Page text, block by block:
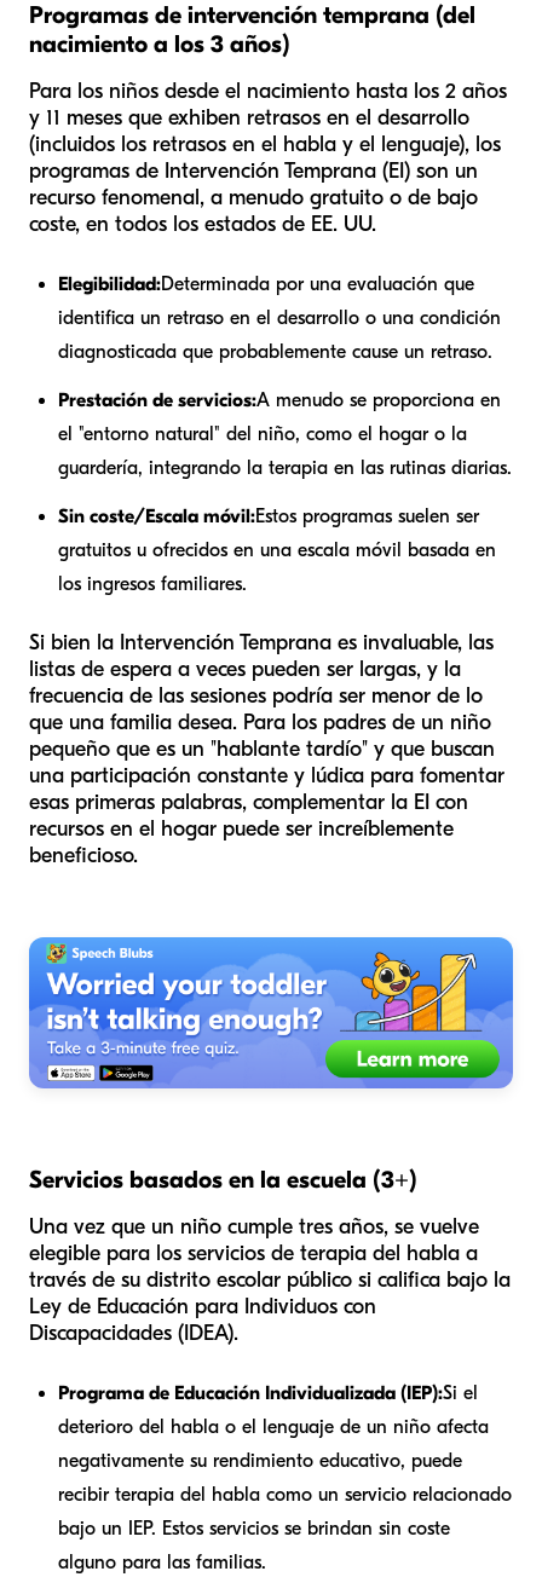
Programas de intervención temprana (del
nacimiento a los 3 años)
Para los niños desde el nacimiento hasta los 2 años
y 11 meses que exhiben retrasos en el desarrollo
(incluidos los retrasos en el habla y el lenguaje), los
programas de Intervención Temprana (EI) son un
recurso fenomenal, a menudo gratuito o de bajo
coste, en todos los estados de EE. UU.
Elegibilidad:Determinada por una evaluación que
identifica un retraso en el desarrollo o una condición
diagnosticada que probablemente cause un retraso.
Prestación de servicios:A menudo se proporciona en
el "entorno natural" del niño, como el hogar o la
guardería, integrando la terapia en las rutinas diarias.
Sin coste/Escala móvil:Estos programas suelen ser
gratuitos u ofrecidos en una escala móvil basada en
los ingresos familiares.
Si bien la Intervención Temprana es invaluable, las
listas de espera a veces pueden ser largas, y la
frecuencia de las sesiones podría ser menor de lo
que una familia desea. Para los padres de un niño
pequeño que es un "hablante tardío" y que buscan
una participación constante y lúdica para fomentar
esas primeras palabras, complementar la EI con
recursos en el hogar puede ser increíblemente
beneficioso.
Servicios basados en la escuela (3+)
Una vez que un niño cumple tres años, se vuelve
elegible para los servicios de terapia del habla a
través de su distrito escolar público si califica bajo la
Ley de Educación para Individuos con
Discapacidades (IDEA).
Programa de Educación Individualizada (IEP):Si el
deterioro del habla o el lenguaje de un niño afecta
negativamente su rendimiento educativo, puede
recibir terapia del habla como un servicio relacionado
bajo un IEP. Estos servicios se brindan sin coste
alguno para las familias.